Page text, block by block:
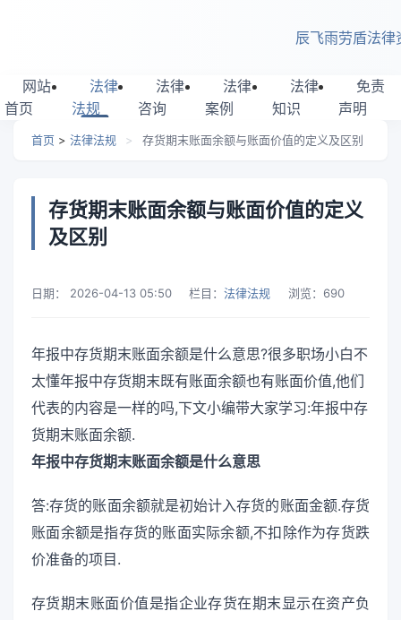
辰飞雨劳盾法律
网站
首页
法律
法规
法律
咨询
法律
案例
法律
知识
免责
声明
首页 > 法律法规 > 存货期末账面余额与账面价值的定义及区别
存货期末账面余额与账面价值的定义
及区别
日期： 2026-04-13 05:50 栏目： 法律法规 浏览： 690
年报中存货期末账面余额是什么意思?很多职场小白不
太懂年报中存货期末既有账面余额也有账面价值,他们
代表的内容是一样的吗,下文小编带大家学习:年报中存
货期末账面余额.
年报中存货期末账面余额是什么意思
答:存货的账面余额就是初始计入存货的账面金额.存货
账面余额是指存货的账面实际余额,不扣除作为存货跌
价准备的项目.
存货期末账面价值是指企业存货在期末显示在资产负